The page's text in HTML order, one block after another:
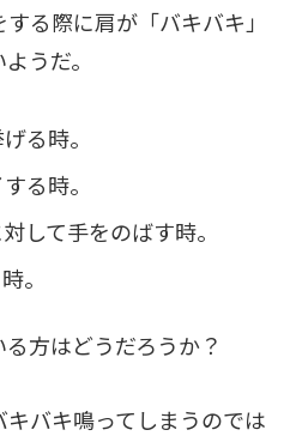
る際に肩が「バキバキ」
うだ。
る時。
る時。
して手をのばす時。
。
方はどうだろうか？
バキ鳴ってしまうのでは